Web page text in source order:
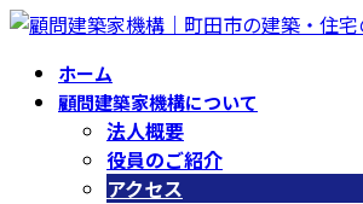
コ
ナ
ホーム
顧問建築家機構について
法人概要
役員のご紹介
アクセス